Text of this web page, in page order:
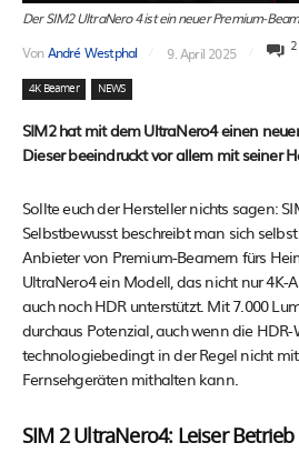
Der SIM2 UltraNero 4 ist ein neuer Premium-
VonAndré Westphal 9. April 2025 2
4K Beamer NEWS
SIM2 hat mit dem UltraNero4 einen
Dieser beeindruckt vor allem mit seiner
Sollte euch der Hersteller nichts sagen:
Selbstbewusst beschreibt man sich
Anbieter von Premium-Beamern fürs
UltraNero4 ein Modell, das nicht nur 4K-
auch noch HDR unterstützt. Mit 7.000
durchaus Potenzial, auch wenn die
technologiebedingt in der Regel nicht
Fernsehgeräten mithalten kann.
SIM 2 UltraNero4: Leiser